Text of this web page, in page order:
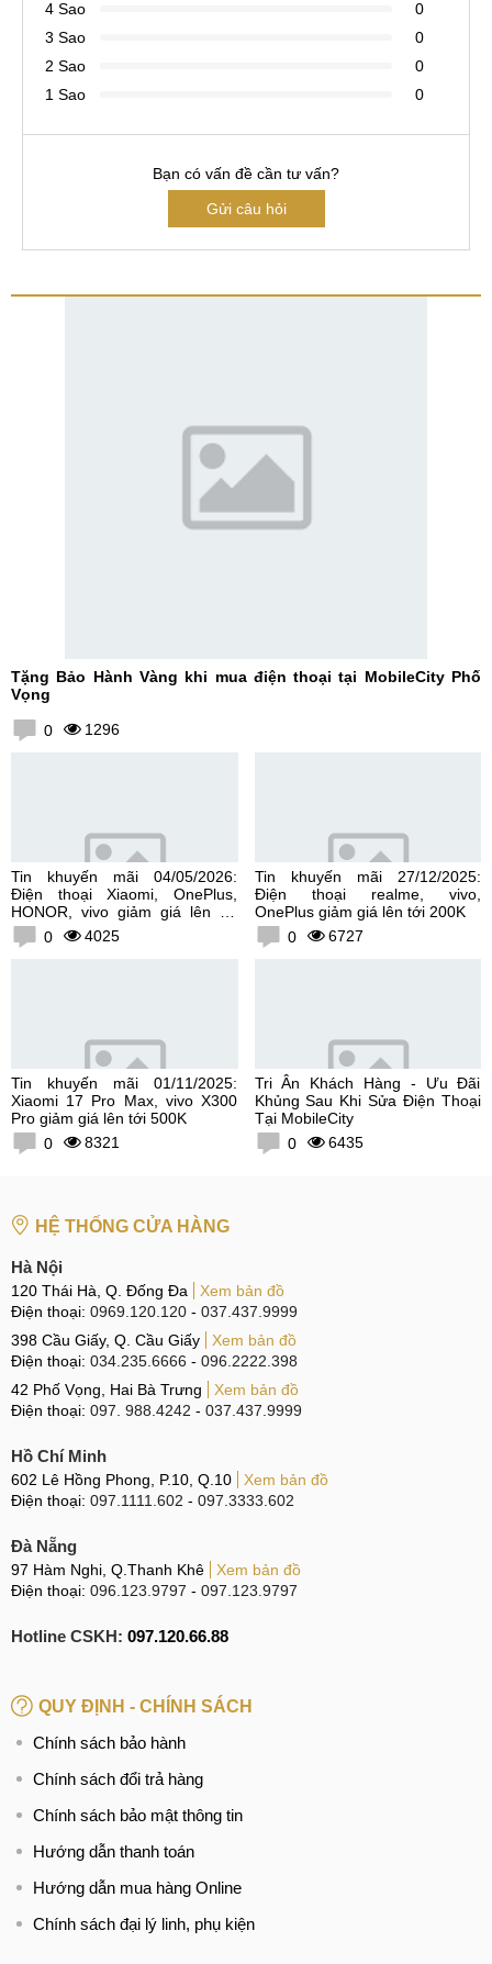
4 Sao
0
3 Sao
0
2 Sao
0
1 Sao
0
Bạn có vấn đề cần tư vấn?
Gửi câu hỏi
Tặng Bảo Hành Vàng khi mua điện thoại tại MobileCity Phố
Vọng
0 1296
Tin khuyến mãi 04/05/2026:
Điện thoại Xiaomi, OnePlus,
HONOR, vivo giảm giá lên tới
300K0 4025
Tin khuyến mãi 27/12/2025:
Điện thoại realme, vivo,
OnePlus giảm giá lên tới 200K
0
6727
Tin khuyến mãi 01/11/2025:
Xiaomi 17 Pro Max, vivo X300
Pro giảm giá lên tới 500K
0
8321
Tri Ân Khách Hàng - Ưu Đãi
Khủng Sau Khi Sửa Điện Thoại
Tại MobileCity
0
6435
HỆ THỐNG CỬA HÀNG
Hà Nội
120 Thái Hà, Q. Đống Đa
Xem bản đồ
Điện thoại: 0969.120.120 - 037.437.9999
398 Cầu Giấy, Q. Cầu Giấy
Xem bản đồ
Điện thoại: 034.235.6666 - 096.2222.398
42 Phố Vọng, Hai Bà Trưng
Xem bản đồ
Điện thoại: 097. 988.4242 - 037.437.9999
Hồ Chí Minh
602 Lê Hồng Phong, P.10, Q.10
Xem bản đồ
Điện thoại: 097.1111.602 - 097.3333.602
Đà Nẵng
97 Hàm Nghi, Q.Thanh Khê
Xem bản đồ
Điện thoại: 096.123.9797 - 097.123.9797
Hotline CSKH: 097.120.66.88
QUY ĐỊNH - CHÍNH SÁCH
Chính sách bảo hành
Chính sách đổi trả hàng
Chính sách bảo mật thông tin
Hướng dẫn thanh toán
Hướng dẫn mua hàng Online
Chính sách đại lý linh, phụ kiện